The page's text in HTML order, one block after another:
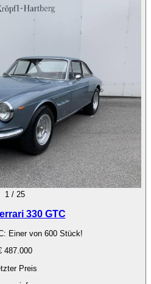
1 / 25
330 GTC
Einer von 600 Stück!
487.000
Preis